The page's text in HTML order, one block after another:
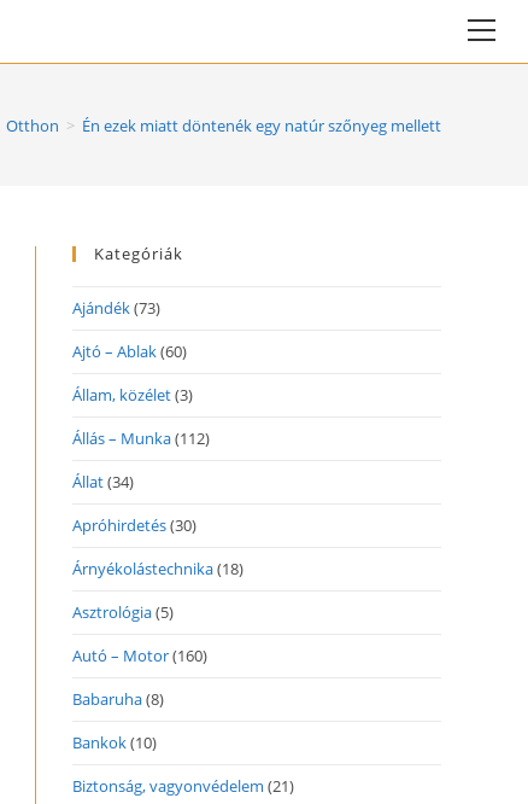
Otthon > Én ezek miatt döntenék egy natúr szőnyeg mellett
Kategóriák
Ajándék(73)
Ajtó – Ablak(60)
Állam, közélet(3)
Állás – Munka(112)
Állat(34)
Apróhirdetés(30)
Árnyékolástechnika(18)
Asztrológia(5)
Autó – Motor(160)
Babaruha(8)
Bankok(10)
Biztonság, vagyonvédelem (21)